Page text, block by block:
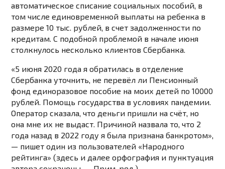
автоматическое списание социальных пособий, в
том числе единовременной выплаты на ребенка в
размере 10 тыс. рублей, в счет задолженности по
кредитам. С подобной проблемой в начале июня
столкнулось несколько клиентовСбербанка.
«5 июня 2020 года я обратилась в отделение
Сбербанка уточнить, не перевёл ли Пенсионный
фонд единоразовое пособие на моих детей по 10000
рублей. Помощь государства в условиях пандемии.
Оператор сказала, что деньги пришли на счёт, но
она мне их не выдаст. Причиной назвала то, что 2
года назад в 2022 году я была признана банкротом»,
— пишет один из пользователей «Народного
рейтинга» (здесь и далее орфография и пунктуация